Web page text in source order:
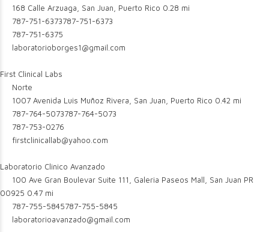
168 Calle Arzuaga, San Juan, Puerto Rico 0.28 mi
787-751-6373787-751-6373
787-751-6375
laboratorioborges1@gmail.com
First Clinical Labs
Norte
1007 Avenida Luis Muñoz Rivera, San Juan, Puerto Rico 0.42 mi
787-764-5073787-764-5073
787-753-0276
firstclinicallab@yahoo.com
Laboratorio Clinico Avanzado
100 Ave Gran Boulevar Suite 111, Galeria Paseos Mall, San Juan PR
00925 0.47 mi
787-755-5845787-755-5845
laboratorioavanzado@gmail.com